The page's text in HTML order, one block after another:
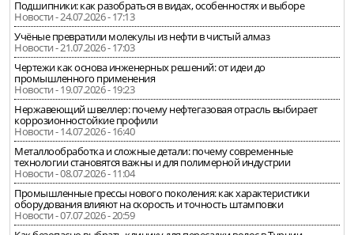
Подшипники: как разобраться в видах, особенностях и выборе
Новости - 24.07.2026 - 17:13
Учёные превратили молекулы из нефти в чистый алмаз
Новости - 21.07.2026 - 17:03
Чертежи как основа инженерных решений: от идеи до
промышленного применения
Новости - 19.07.2026 - 19:23
Нержавеющий швеллер: почему нефтегазовая отрасль выбирает
коррозионностойкие профили
Новости - 14.07.2026 - 16:40
Металлообработка и сложные детали: почему современные
технологии становятся важны и для полимерной индустрии
Новости - 08.07.2026 - 11:04
Промышленные прессы нового поколения: как характеристики
оборудования влияют на скорость и точность штамповки
Новости - 07.07.2026 - 20:59